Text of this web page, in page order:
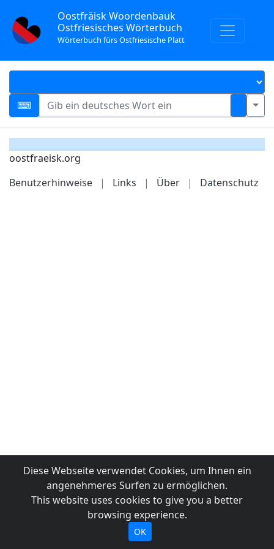
Oostfräisk Woordenbauk
Ostfriesisches Wörterbuch
Wörterbuch fürs Ostfriesische Platt
oostfraeisk.org
Benutzerhinweise
| Links | Über | Datenschutz
Diese Webseite verwendet Cookies, um Ihnen ein
angenehmeres Surfen zu ermöglichen.
This website uses cookies to give you a better
browsing experience.
OK